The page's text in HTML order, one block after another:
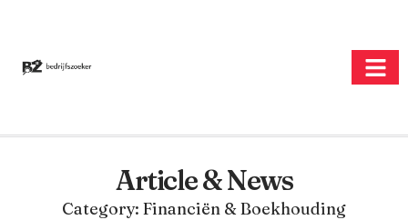
Article & News
Category: Financiën & Boekhouding